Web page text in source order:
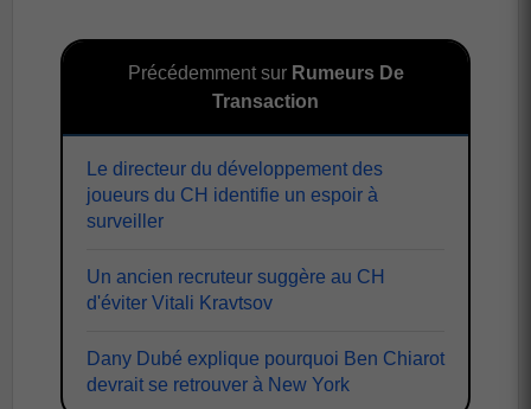
Précédemment sur Rumeurs De
Transaction
Le directeur du développement des
joueurs du CH identifie un espoir à
surveiller
Un ancien recruteur suggère au CH
d'éviter Vitali Kravtsov
Dany Dubé explique pourquoi Ben Chiarot
devrait se retrouver à New York